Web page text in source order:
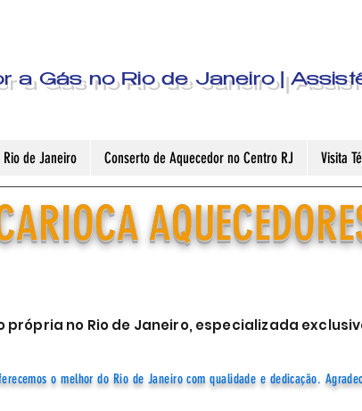
a Gás no Rio de Janeiro |
de Janeiro Conserto de Aquecedor no Centro RJ Visita
própria no Rio de Janeiro, especializada
o melhor do Rio de Janeiro com qualidade e dedicação.